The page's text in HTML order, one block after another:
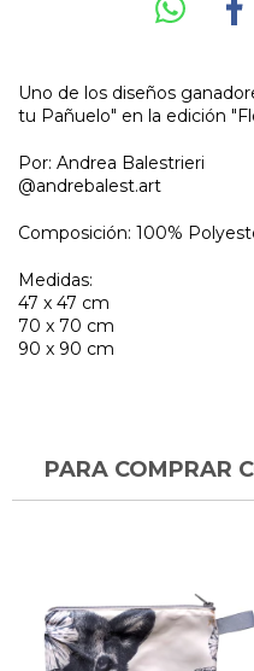
Uno de los diseños
tu Pañuelo" en la edición
Por: Andrea Balestrieri
@andrebalest.art
Composición: 100%
Medidas:
47 x 47 cm
70 x 70 cm
90 x 90 cm
PARA COMPRAR